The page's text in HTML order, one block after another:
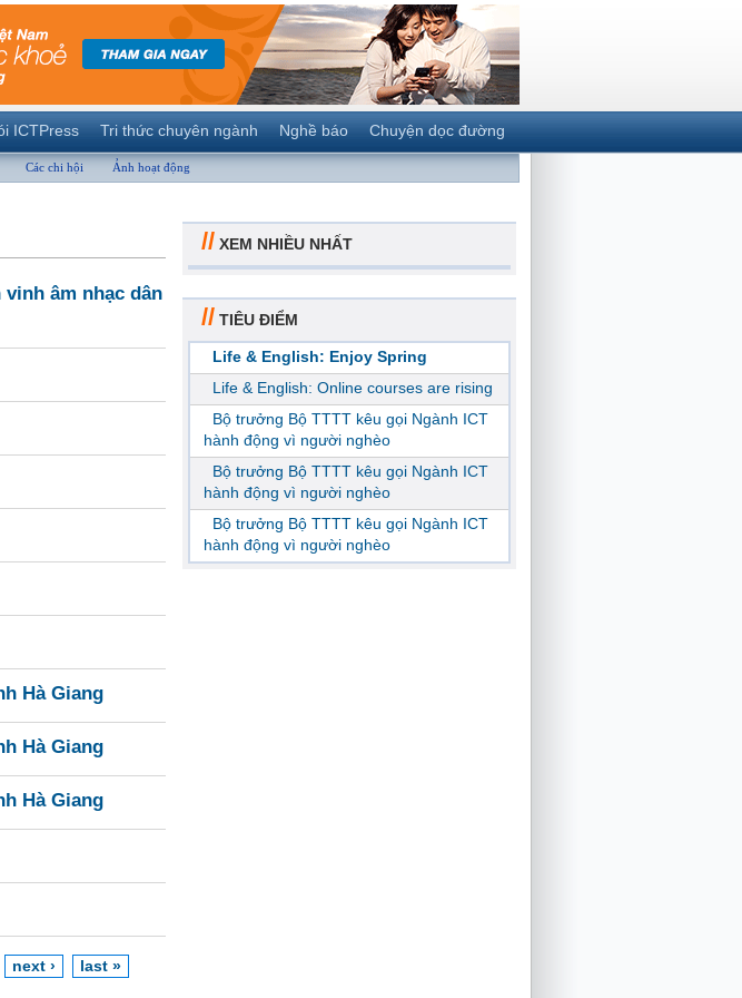
ICTPress Tri thức chuyên ngành Nghề báo Chuyện dọc đường
Các chi hội Ảnh hoạt động
âm nhạc dân
Hà Giang
Hà Giang
Hà Giang
next › last »
// XEM NHIỀU NHẤT
// TIÊU ĐIỂM
Life & English: Enjoy Spring
Life & English: Online courses are rising
Bộ trưởng Bộ TTTT kêu gọi Ngành ICT
hành động vì người nghèo
Bộ trưởng Bộ TTTT kêu gọi Ngành ICT
hành động vì người nghèo
Bộ trưởng Bộ TTTT kêu gọi Ngành ICT
hành động vì người nghèo